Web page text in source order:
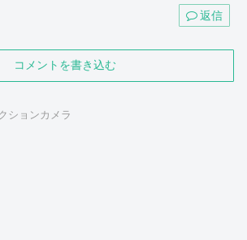
返信
コメントを書き込む
ションカメラ